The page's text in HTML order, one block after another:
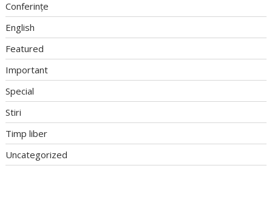
Conferințe
English
Featured
Important
Special
Stiri
Timp liber
Uncategorized